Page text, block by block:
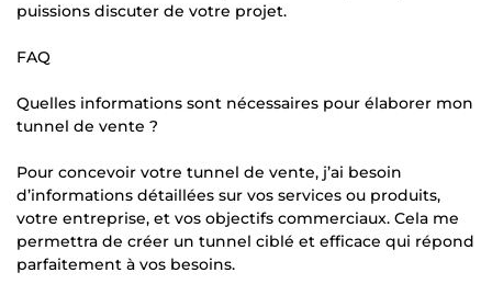
puissions discuter de votre projet.
FAQ
Quelles informations sont nécessaires pour élaborer mon
tunnel de vente ?
Pour concevoir votre tunnel de vente, j’ai besoin
d’informations détaillées sur vos services ou produits,
votre entreprise, et vos objectifs commerciaux. Cela me
permettra de créer un tunnel ciblé et efficace qui répond
parfaitement à vos besoins.